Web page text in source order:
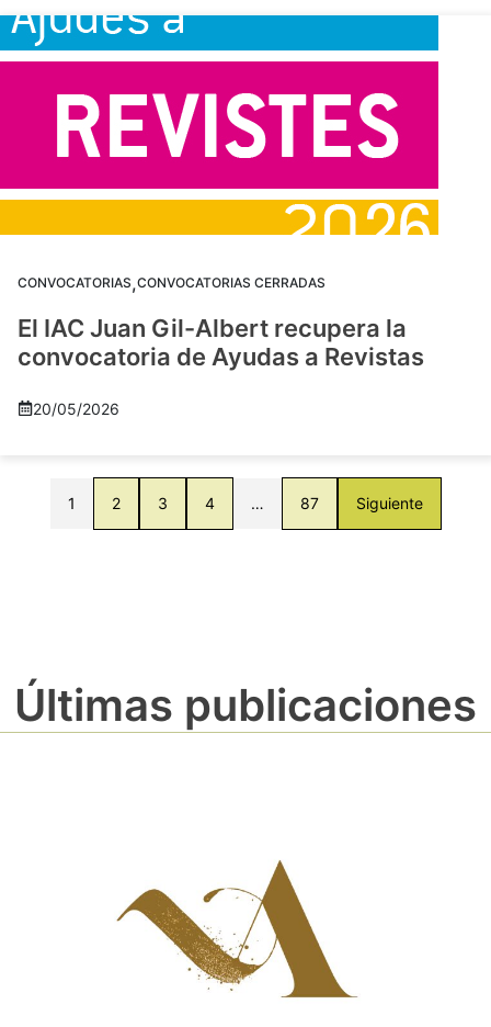
CONVOCATORIAS,CONVOCATORIAS CERRADAS
El IAC Juan Gil-Albert recupera la
convocatoria de Ayudas a Revistas
20/05/2026
1 2 3 4 … 87 Siguiente
Últimas publicaciones